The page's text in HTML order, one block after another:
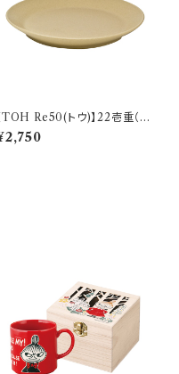
TOH Re50(トウ)】22壱重（コ
クベージュ) O-M32902